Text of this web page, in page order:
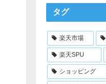
タグ
楽天市場
楽天SPU
ショッピング